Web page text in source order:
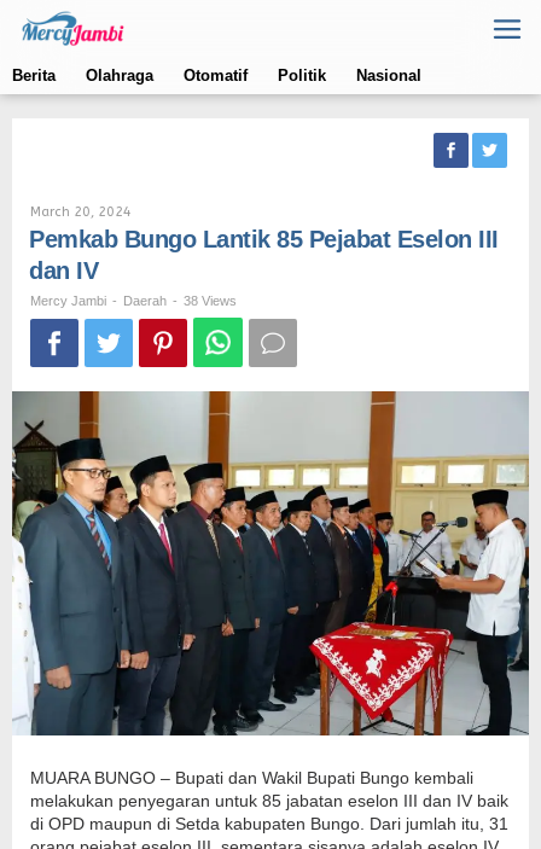
content
Berita
Olahraga Otomatif Politik Nasional
March 20, 2024
Jambi
Pemkab Bungo Lantik 85 Pejabat Eselon III
dan IV
Mercy Jambi - Daerah - 38 Views
MUARA BUNGO – Bupati dan Wakil Bupati Bungo kembali
melakukan penyegaran untuk 85 jabatan eselon III dan IV baik
di OPD maupun di Setda kabupaten Bungo. Dari jumlah itu, 31